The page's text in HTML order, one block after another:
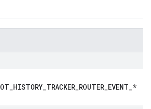
OT_HISTORY_TRACKER_ROUTER_EVENT_*